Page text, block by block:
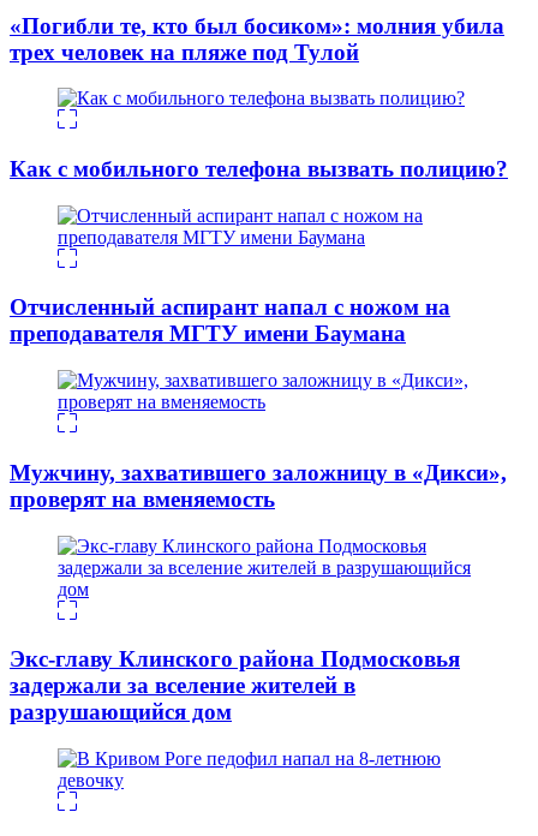
«Погибли те, кто был босиком»: молния убила
трех человек на пляже под Тулой
Как с мобильного телефона вызвать полицию?
Отчисленный аспирант напал с ножом на
преподавателя МГТУ имени Баумана
Мужчину, захватившего заложницу в «Дикси»,
проверят на вменяемость
Экс-главу Клинского района Подмосковья
задержали за вселение жителей в
разрушающийся дом